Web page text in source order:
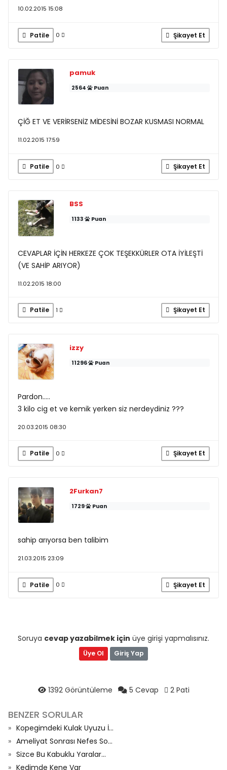
10.02.2015 15:08
Patile 0 Şikayet Et
pamuk
2564 Puan
ÇİĞ ET VE VERİRSENİZ MİDESİNİ BOZAR KUSMASI NORMAL
11.02.2015 17:59
Patile 0 Şikayet Et
BSS
1133 Puan
CEVAPLAR İÇİN HERKEZE ÇOK TEŞEKKÜRLER OTA İYİLEŞTİ
(VE SAHİP ARIYOR)
11.02.2015 18:00
Patile 1 Şikayet Et
izzy
11296 Puan
Pardon.....
3 kilo cig et ve kemik yerken siz nerdeydiniz ???
20.03.2015 08:30
Patile 0 Şikayet Et
2Furkan7
1729 Puan
sahip arıyorsa ben talibim
21.03.2015 23:09
Patile 0 Şikayet Et
Soruya cevap yazabilmek için üye girişi yapmalısınız.
Üye Ol Giriş Yap
1392 Görüntüleme 5 Cevap 2 Pati
BENZER SORULAR
Kopegimdeki Kulak Uyuzu İ...
Ameliyat Sonrası Nefes So...
Sizce Bu Kabuklu Yaralar...
Kedimde Kene Var